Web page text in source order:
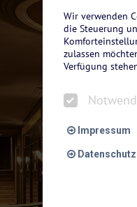
Wir verwenden
die Steuerung
zulassen
Verfügung
Impressum